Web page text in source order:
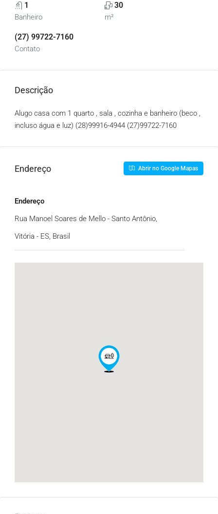
1
Banheiro
30
m²
(27) 99722-7160
Contato
Descrição
Alugo casa com 1 quarto , sala , cozinha e banheiro (beco ,
incluso água e luz) (28)99916-4944 (27)99722-7160
Endereço Abrir no Google Mapas
Endereço
Rua Manoel Soares de Mello - Santo Antônio,
Vitória - ES, Brasil